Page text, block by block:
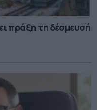
πράξη τη δέσμευσή